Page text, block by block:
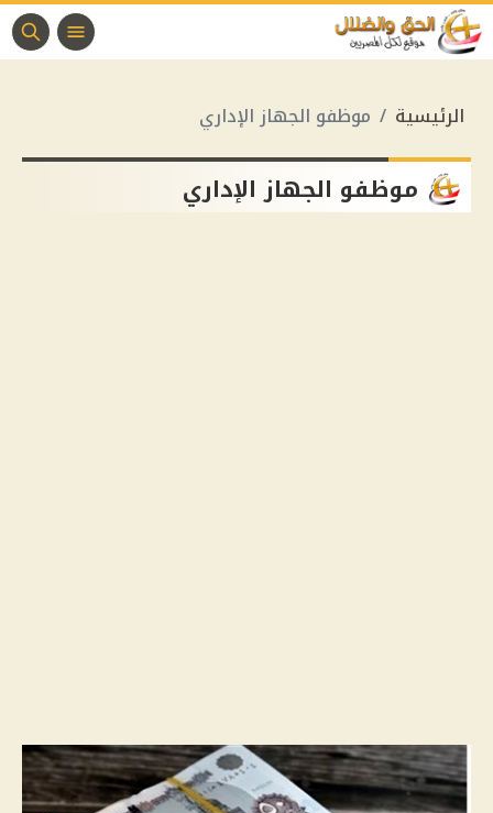
الرئيسية موظفو الجهاز الإداري
موظفو الجهاز الإداري